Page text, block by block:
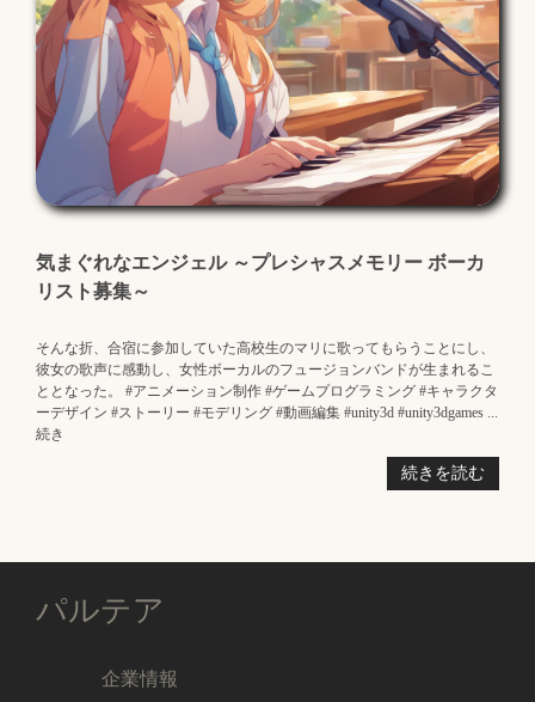
気まぐれなエンジェル ～プレシャスメモリー ボーカ
リスト募集～
そんな折、合宿に参加していた高校生のマリに歌ってもらうことにし、
彼女の歌声に感動し、女性ボーカルのフュージョンバンドが生まれるこ
ととなった。 #アニメーション制作 #ゲームプログラミング #キャラクタ
ーデザイン #ストーリー #モデリング #動画編集 #unity3d #unity3dgames ...
続き
続きを読む
パルテア
企業情報